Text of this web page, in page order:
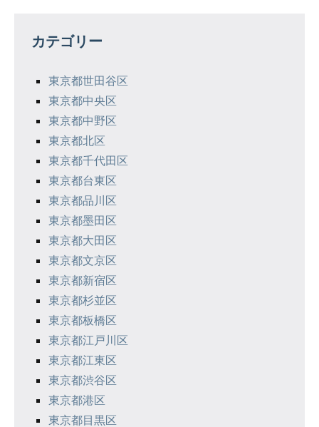
ー
カテゴリー
東京都世田谷区
東京都中央区
東京都中野区
東京都北区
東京都千代田区
東京都台東区
東京都品川区
東京都墨田区
東京都大田区
東京都文京区
東京都新宿区
東京都杉並区
東京都板橋区
東京都江戸川区
東京都江東区
東京都渋谷区
東京都港区
東京都目黒区